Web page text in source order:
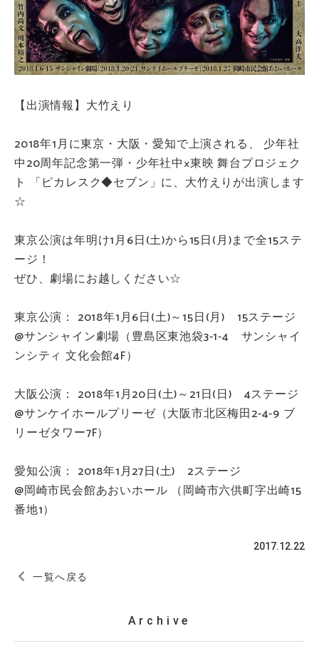
【出演情報】大竹えり
2018年1月に東京・大阪・愛知で上演される、 少年社
中20周年記念第一弾・少年社中×東映 舞台プロジェク
ト 「ピカレスク◆セブン」に、大竹えりが出演します
☆
東京公演は年明け1月6日(土)から15日(月)まで全15ステ
ージ！
ぜひ、劇場にお越しください☆
東京公演： 2018年1月6日(土)～15日(月) 15ステージ
@サンシャイン劇場（豊島区東池袋3-1-4 サンシャイ
ンシティ 文化会館4F）
大阪公演： 2018年1月20日(土)～21日(日) 4ステージ
@サンケイホールプリーゼ（大阪市北区梅田2-4-9 ブ
リーゼタワー7F）
愛知公演： 2018年1月27日(土) 2ステージ
@岡崎市民会館あおいホール （岡崎市六供町字出崎15
番地1）
2017.12.22
一覧へ戻る
Archive